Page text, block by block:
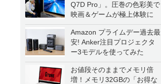
Q7D Pro」。圧巻の色彩美で
映画＆ゲームが極上体験に
Amazon プライムデー過去最
安! Anker注目プロジェクタ
ー3モデルを使ってみた
お値段そのままでメモリ倍
増！メモリ32GBの「お得な